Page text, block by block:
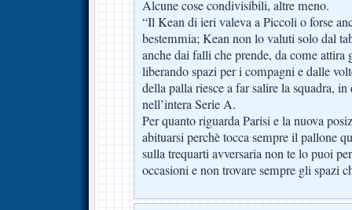
Alcune cose condivisibili, altre meno.
“Il Kean di ieri valeva a Piccoli o forse
bestemmia; Kean non lo valuti solo dal
anche dai falli che prende, da come attira
liberando spazi per i compagni e dalle
della palla riesce a far salire la squadra,
nell’intera Serie A.
Per quanto riguarda Parisi e la nuova
abituarsi perchè tocca sempre il pallone
sulla trequarti avversaria non te lo puoi
occasioni e non trovare sempre gli spazi